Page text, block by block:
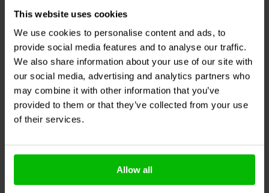
This website uses cookies
We use cookies to personalise content and ads, to
provide social media features and to analyse our traffic.
We also share information about your use of our site with
our social media, advertising and analytics partners who
may combine it with other information that you’ve
provided to them or that they’ve collected from your use
of their services.
Allow all
Dayton AudioSB-WM
Wandmontage-
Lautsprecherhalterung
0
klantbeoordelingen
Vergleichen
8 Auf Lager
für Lautsprechersysteme
1
klantbeoordelingen
Vergleichen
2 Auf Lager
Andere Kunden kauften auch